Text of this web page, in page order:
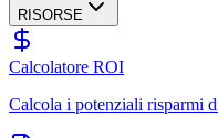
RISORSE
Calcolatore ROI
Calcola i potenziali risparmi